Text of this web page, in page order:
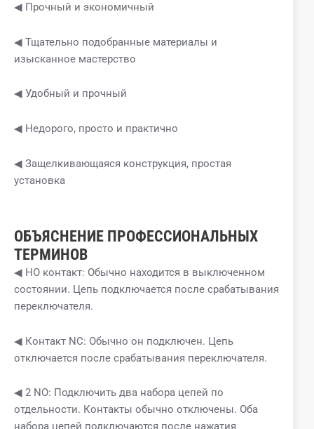
◀ Прочный и экономичный
◀ Тщательно подобранные материалы и
изысканное мастерство
◀ Удобный и прочный
◀ Недорого, просто и практично
◀ Защелкивающаяся конструкция, простая
установка
ОБЪЯСНЕНИЕ ПРОФЕССИОНАЛЬНЫХ
ТЕРМИНОВ
◀ НО контакт: Обычно находится в выключенном
состоянии. Цепь подключается после срабатывания
переключателя.
◀ Контакт NC: Обычно он подключен. Цепь
отключается после срабатывания переключателя.
◀ 2 NO: Подключить два набора цепей по
отдельности. Контакты обычно отключены. Оба
набора цепей подключаются после нажатия